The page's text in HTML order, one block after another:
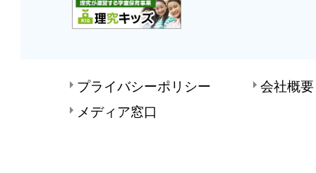
プライバシーポリシー
会社概要
メディア窓口